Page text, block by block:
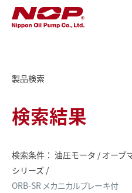
製品検索
検索結果
検索条件： 油圧モータ / オーブ
シリーズ /
ORB-SR メカニカルブレーキ付